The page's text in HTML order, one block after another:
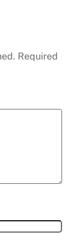
Required